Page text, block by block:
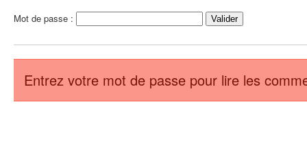
Mot de passe :
Entrez votre mot de passe pour lire les